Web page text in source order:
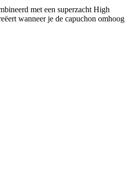
met een superzacht High
wanneer je de capuchon omhoog